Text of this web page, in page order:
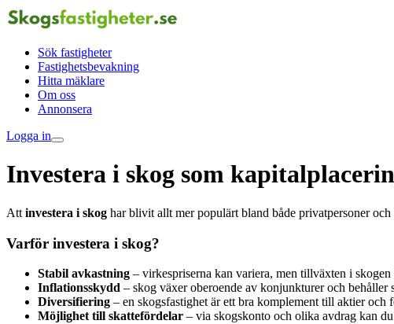
Sök fastigheter
Fastighetsbevakning
Hitta mäklare
Om oss
Annonsera
Logga in
Investera i skog som
Att investera i skog har blivit allt mer populärt bland både privatpersoner
Varför investera i skog?
Stabil avkastning – virkespriserna kan variera, men tillväxten i
Inflationsskydd – skog växer oberoende av konjunkturer och behåller
Diversifiering – en skogsfastighet är ett bra komplement till aktier och
Möjlighet till skattefördelar – via skogskonto och olika avdrag kan